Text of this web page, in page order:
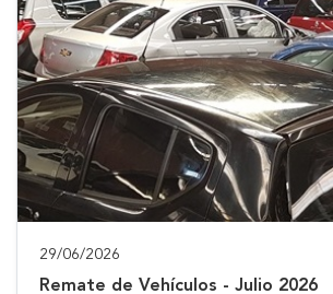
29/06/2026
Remate de Vehículos - Julio 2026